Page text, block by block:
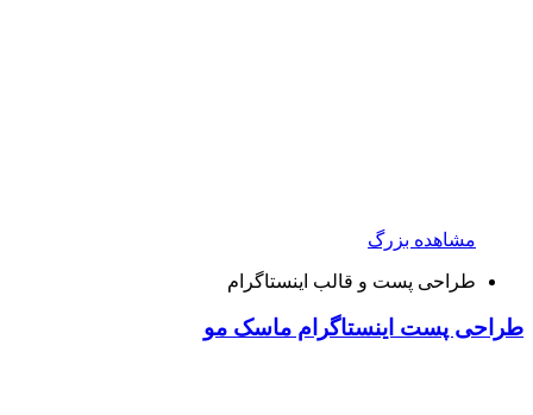
مشاهده بزرگ
طراحی پست و قالب اینستاگرام
طراحی پست اینستاگرام ماسک مو